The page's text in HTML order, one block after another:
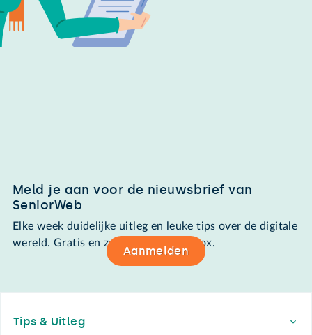
Meld je aan voor de nieuwsbrief van
SeniorWeb
Elke week duidelijke uitleg en leuke tips over de digitale
wereld. Gratis en zomaar in de mailbox.
Aanmelden
Tips & Uitleg